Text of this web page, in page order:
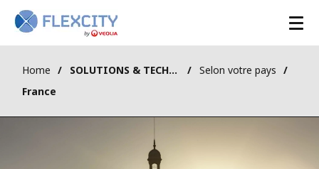
Home SOLUTIONS & TECHNOLOGIES
Selon votre pays
France